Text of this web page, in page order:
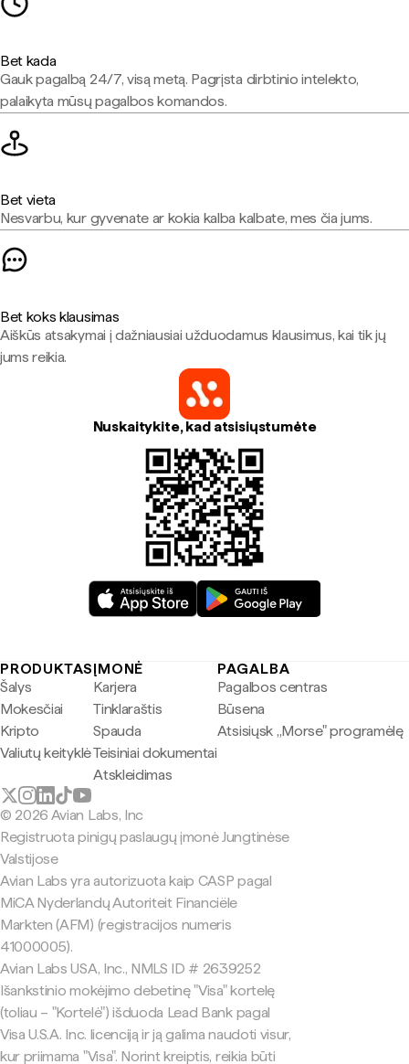
Bet kada
Gauk pagalbą 24/7, visą metą. Pagrįsta dirbtinio intelekto,
palaikyta mūsų pagalbos komandos.
Bet vieta
Nesvarbu, kur gyvenate ar kokia kalba kalbate, mes čia jums.
Bet koks klausimas
Aiškūs atsakymai į dažniausiai užduodamus klausimus, kai tik jų
jums reikia.
Nuskaitykite, kad atsisiųstumėte
PRODUKTAS
Šalys
Mokesčiai
Kripto
Valiutų keityklė
ĮMONĖ
Karjera
Tinklaraštis
Spauda
Teisiniai dokumentai
Atskleidimas
PAGALBA
Pagalbos centras
Būsena
Atsisiųsk „Morse" programėlę
© 2026 Avian Labs, Inc
Registruota pinigų paslaugų įmonė Jungtinėse
Valstijose
Avian Labs yra autorizuota kaip CASP pagal
MiCA Nyderlandų Autoriteit Financiële
Markten (AFM) (registracijos numeris
41000005).
Avian Labs USA, Inc., NMLS ID # 2639252
Išankstinio mokėjimo debetinę "Visa" kortelę
(toliau – "Kortelė") išduoda Lead Bank pagal
Visa U.S.A. Inc. licenciją ir ją galima naudoti visur,
kur priimama "Visa". Norint kreiptis, reikia būti